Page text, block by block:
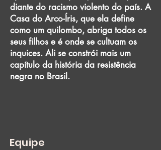
diante do racismo violento do país. A
Casa do Arco-Íris, que ela define
como um quilombo, abriga todos os
seus filhos e é onde se cultuam os
inquices. Ali se constrói mais um
capítulo da história da resistência
negra no Brasil.
Equipe